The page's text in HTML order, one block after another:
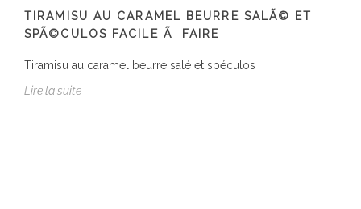
TIRAMISU AU CARAMEL BEURRE SALÃ© ET
SPÃ©CULOS FACILE Ã FAIRE
Tiramisu au caramel beurre salé et spéculos
Lire la suite